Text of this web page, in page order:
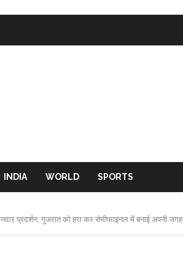
INDIA WORLD SPORTS
प्रदर्शन, गुजरात को हरा कर सेमीफाइनल में बनाई अपनी जगह